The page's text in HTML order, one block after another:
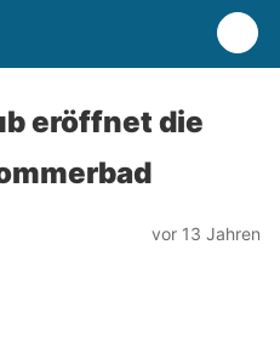
eröffnet die
vor 13 Jahren